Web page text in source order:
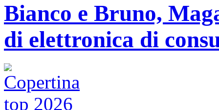
Bianco e Bruno,
di elettronica di